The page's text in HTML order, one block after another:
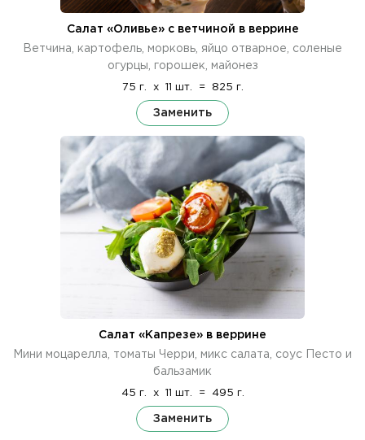
Салат «Оливье» с ветчиной в веррине
Ветчина, картофель, морковь, яйцо отварное, соленые
огурцы, горошек, майонез
75 г. x 11 шт. = 825 г.
Заменить
Салат «Капрезе» в веррине
Мини моцарелла, томаты Черри, микс салата, соус Песто и
бальзамик
45 г. x 11 шт. = 495 г.
Заменить